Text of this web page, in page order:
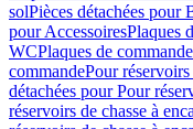
solPièces détachées pour
pour AccessoiresPlaques
WCPlaques de commande
commandePour réservoirs
détachées pour Pour
réservoirs de chasse à